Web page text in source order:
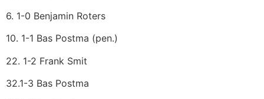
6. 1-0 Benjamin Roters
10. 1-1 Bas Postma (pen.)
22. 1-2 Frank Smit
32.1-3 Bas Postma